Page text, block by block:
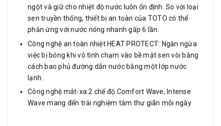
ngột và giữ cho nhiệt độ nước luôn ổn định. So với loại
sen truyền thống, thiết bị an toàn của TOTO có thể
phản ứng với nước nóng nhanh gấp 6 lần.
Công nghệ an toàn nhiệt HEAT PROTECT: Ngăn ngừa
việc bị bỏng khi vô tình chạm vào bề mặt sen vòi bằng
cách bao phủ đường dẫn nước bằng một lớp nước
lạnh.
Công nghệ mát-xa 2 chế độ Comfort Wave, Intense
Wave mang đến trải nghiệm tắm thư giãn mỗi ngày